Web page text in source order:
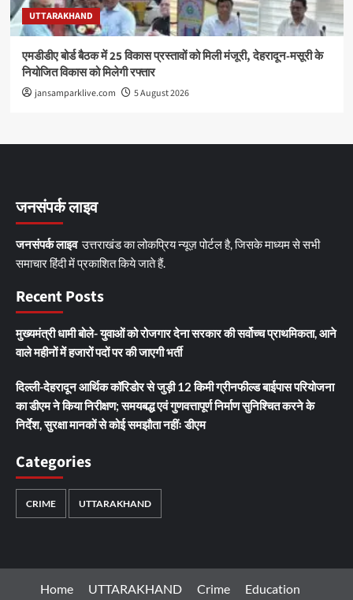
UTTARAKHAND
एमडीडीए बोर्ड बैठक में 25 विकास प्रस्तावों को मिली मंजूरी, देहरादून-मसूरी के
नियोजित विकास को मिलेगी रफ्तार
jansamparklive.com 5 August 2026
जनसंपर्क लाइव
जनसंपर्क लाइवउत्तराखंड का लोकप्रिय न्यूज़ पोर्टल है, जिसके माध्यम से सभी
समाचार हिंदी में प्रकाशित किये जाते हैं.
Recent Posts
मुख्यमंत्री धामी बोले- युवाओं को रोजगार देना सरकार की सर्वोच्च प्राथमिकता, आने
वाले महीनों में हजारों पदों पर की जाएगी भर्ती
दिल्ली-देहरादून आर्थिक कॉरिडोर से जुड़ी 12 किमी ग्रीनफील्ड बाईपास परियोजना
का डीएम ने किया निरीक्षण; समयबद्ध एवं गुणवत्तापूर्ण निर्माण सुनिश्चित करने के
निर्देश, सुरक्षा मानकों से कोई समझौता नहींः डीएम
Categories
CRIME UTTARAKHAND
Home UTTARAKHAND Crime
Education